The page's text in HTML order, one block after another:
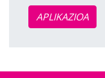
APLIKAZIOA